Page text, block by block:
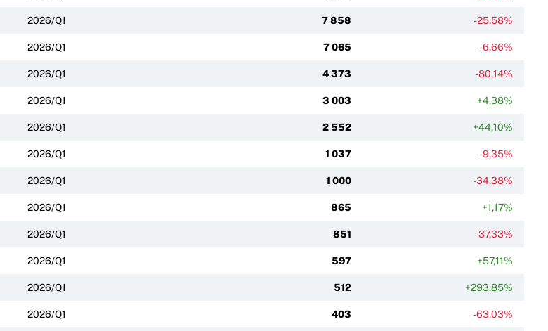
2026/Q1 7 858 -25,58%
2026/Q1 7 065 -6,66%
2026/Q1 4 373 -80,14%
2026/Q1 3 003 +4,38%
2026/Q1 2 552 +44,10%
2026/Q1 1 037 -9,35%
2026/Q1 1 000 -34,38%
2026/Q1 865 +1,17%
2026/Q1 851 -37,33%
2026/Q1 597 +57,11%
2026/Q1 512 +293,85%
2026/Q1 403 -63,03%